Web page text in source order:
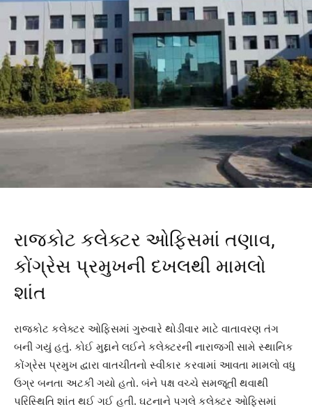
રાજકોટ કલેક્ટર ઓફિસમાં તણાવ,
કોંગ્રેસ પ્રમુખની દખલથી મામલો
શાંત
રાજકોટ કલેક્ટર ઓફિસમાં ગુરુવારે થોડીવાર માટે વાતાવરણ તંગ
બની ગયું હતું. કોઈ મુદ્દાને લઈને કલેક્ટરની નારાજગી સામે સ્થાનિક
કોંગ્રેસ પ્રમુખ દ્વારા વાતચીતનો સ્વીકાર કરવામાં આવતા મામલો વધુ
ઉગ્ર બનતા અટકી ગયો હતો. બંને પક્ષ વચ્ચે સમજૂતી થવાથી
પરિસ્થિતિ શાંત થઈ ગઈ હતી. ઘટનાને પગલે કલેક્ટર ઓફિસમાં